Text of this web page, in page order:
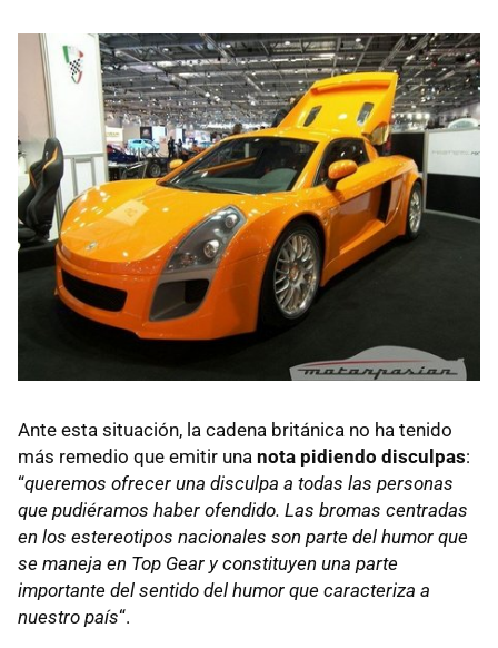
Ante esta situación, la cadena británica no ha tenido
más remedio que emitir una nota pidiendo disculpas:
“queremos ofrecer una disculpa a todas las personas
que pudiéramos haber ofendido. Las bromas centradas
en los estereotipos nacionales son parte del humor que
se maneja en Top Gear y constituyen una parte
importante del sentido del humor que caracteriza a
nuestro país“.